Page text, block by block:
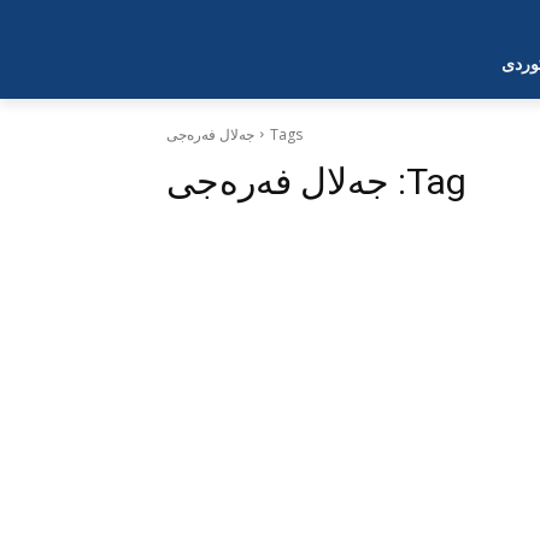
Tags جەلال فەرەجی
Tag: جەلال فەرەجی